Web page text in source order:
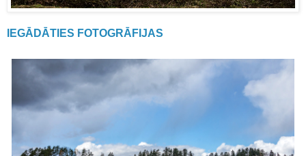
IEGĀDĀTIES FOTOGRĀFIJAS